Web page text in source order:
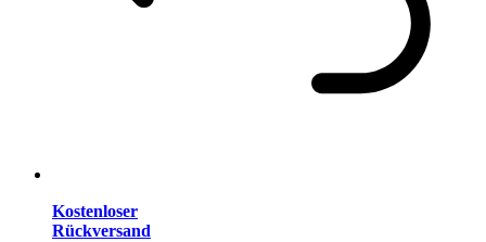
Kostenloser
Rückversand